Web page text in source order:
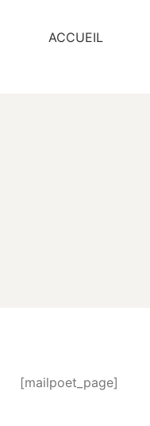
ACCUEIL
[mailpoet_page]